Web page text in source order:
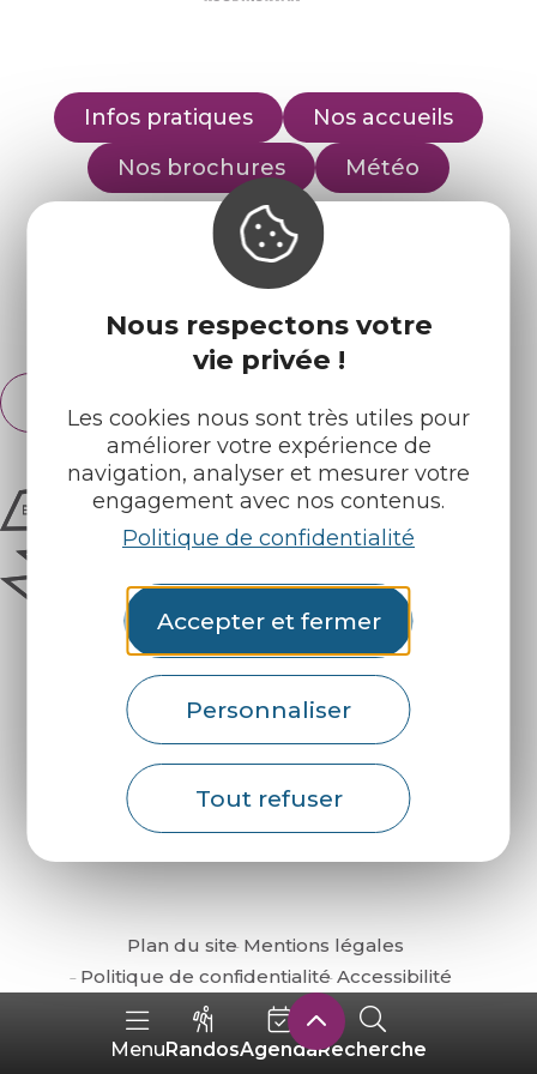
Nous respectons votre
vie privée !
Les cookies nous sont très utiles pour
améliorer votre expérience de
navigation, analyser et mesurer votre
engagement avec nos contenus.
Politique de confidentialité
Accepter et fermer
Personnaliser
Tout refuser
MenuRandosAgendaRecherche
Infos pratiques
Nos accueils
Nos brochures
Météo
Retrouvez-nous sur :
Espace pro Partenaires
Français
English
Comment venir ?
Plan du site Mentions légales
Politique de confidentialité Accessibilité